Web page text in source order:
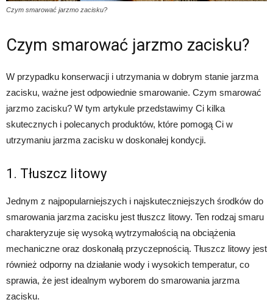
Czym smarować jarzmo zacisku?
Czym smarować jarzmo zacisku?
W przypadku konserwacji i utrzymania w dobrym stanie jarzma
zacisku, ważne jest odpowiednie smarowanie. Czym smarować
jarzmo zacisku? W tym artykule przedstawimy Ci kilka
skutecznych i polecanych produktów, które pomogą Ci w
utrzymaniu jarzma zacisku w doskonałej kondycji.
1. Tłuszcz litowy
Jednym z najpopularniejszych i najskuteczniejszych środków do
smarowania jarzma zacisku jest tłuszcz litowy. Ten rodzaj smaru
charakteryzuje się wysoką wytrzymałością na obciążenia
mechaniczne oraz doskonałą przyczepnością. Tłuszcz litowy jest
również odporny na działanie wody i wysokich temperatur, co
sprawia, że jest idealnym wyborem do smarowania jarzma
zacisku.